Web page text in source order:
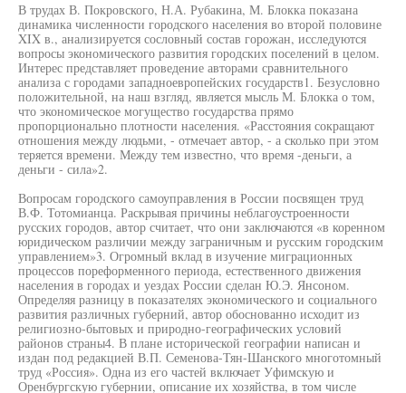
В трудах В. Покровского, Н.А. Рубакина, М. Блокка показана
динамика численности городского населения во второй половине
XIX в., анализируется сословный состав горожан, исследуются
вопросы экономического развития городских поселений в целом.
Интерес представляет проведение авторами сравнительного
анализа с городами западноевропейских государств1. Безусловно
положительной, на наш взгляд, является мысль М. Блокка о том,
что экономическое могущество государства прямо
пропорционально плотности населения. «Расстояния сокращают
отношения между людьми, - отмечает автор, - а сколько при этом
теряется времени. Между тем известно, что время -деньги, а
деньги - сила»2.
Вопросам городского самоуправления в России посвящен труд
В.Ф. Тотомианца. Раскрывая причины неблагоустроенности
русских городов, автор считает, что они заключаются «в коренном
юридическом различии между заграничным и русским городским
управлением»3. Огромный вклад в изучение миграционных
процессов пореформенного периода, естественного движения
населения в городах и уездах России сделан Ю.Э. Янсоном.
Определяя разницу в показателях экономического и социального
развития различных губерний, автор обоснованно исходит из
религиозно-бытовых и природно-географических условий
районов страны4. В плане исторической географии написан и
издан под редакцией В.П. Семенова-Тян-Шанского многотомный
труд «Россия». Одна из его частей включает Уфимскую и
Оренбургскую губернии, описание их хозяйства, в том числе